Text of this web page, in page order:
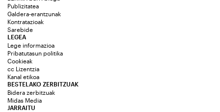
Publizitatea
Galdera-erantzunak
Kontratazioak
Sarebide
JARRAITU
LEGEA
Lege informazioa
Pribatutasun politika
Cookieak
cc Lizentzia
Kanal etikoa
BESTELAKO ZERBITZUAK
Bidera zerbitzuak
Midas Media